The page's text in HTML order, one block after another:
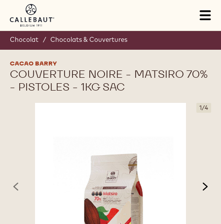
Skip to main content
Chocolat / Chocolats & Couvertures
CACAO BARRY
COUVERTURE NOIRE - MATSIRO 70%
- PISTOLES - 1KG SAC
1/4
previous